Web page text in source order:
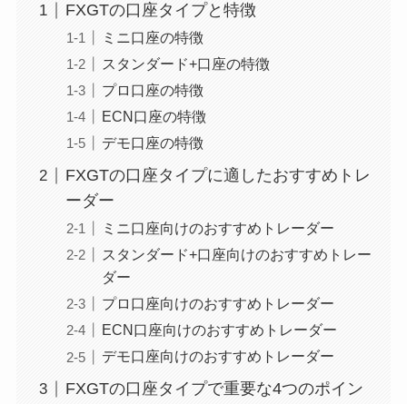
FXGTの口座タイプと特徴
ミニ口座の特徴
スタンダード+口座の特徴
プロ口座の特徴
ECN口座の特徴
デモ口座の特徴
FXGTの口座タイプに適したおすすめトレ
ーダー
ミニ口座向けのおすすめトレーダー
スタンダード+口座向けのおすすめトレー
ダー
プロ口座向けのおすすめトレーダー
ECN口座向けのおすすめトレーダー
デモ口座向けのおすすめトレーダー
FXGTの口座タイプで重要な4つのポイン